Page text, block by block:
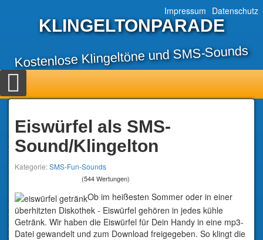
Impressum Datenschutz
KLINGELTONPARADE
Kostenlose Klingeltöne und SMS-Sounds
Eiswürfel als SMS-
Sound/Klingelton
Kategorie:SMS-Fun-Sounds
(544 Wertungen)
Ob im heißesten Sommer oder in einer
überhitzten Diskothek - Eiswürfel gehören in jedes kühle
Getränk. Wir haben die Eiswürfel für Dein Handy in eine mp3-
Datei gewandelt und zum Download freigegeben. So klingt die